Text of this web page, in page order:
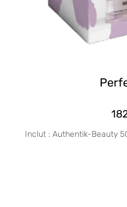
Inclut : Authentik-Beauty